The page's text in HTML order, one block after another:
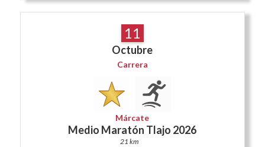
11
Octubre
Carrera
Márcate
Medio Maratón Tlajo 2026
21 km